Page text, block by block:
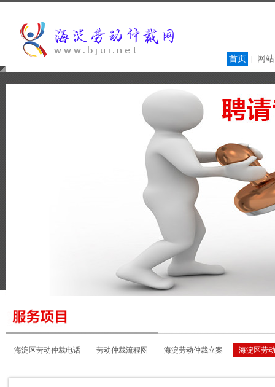
首页 网
海淀区劳动仲裁电话 劳动仲裁流程图 海淀劳动仲裁立案 海淀区劳